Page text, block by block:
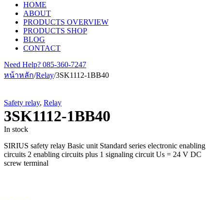
HOME
ABOUT
PRODUCTS OVERVIEW
PRODUCTS SHOP
BLOG
CONTACT
Need Help? 085-360-7247
หน้าหลัก/Relay/3SK1112-1BB40
Safety relay, Relay
3SK1112-1BB40
In stock
SIRIUS safety relay Basic unit Standard series electronic enabling
circuits 2 enabling circuits plus 1 signaling circuit Us = 24 V DC
screw terminal